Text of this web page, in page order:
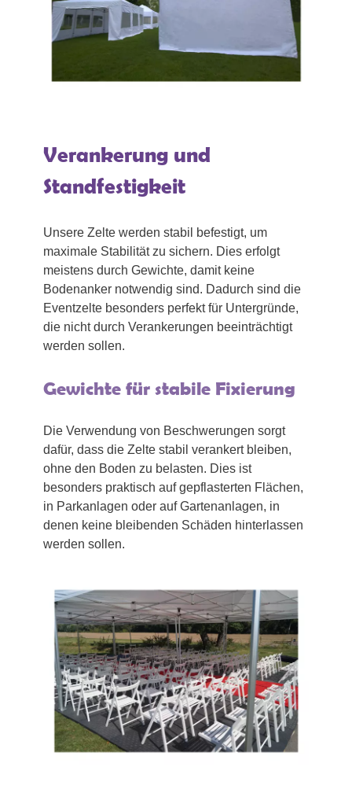
Verankerung und
Standfestigkeit
Unsere Zelte werden stabil befestigt, um
maximale Stabilität zu sichern. Dies erfolgt
meistens durch Gewichte, damit keine
Bodenanker notwendig sind. Dadurch sind die
Eventzelte besonders perfekt für Untergründe,
die nicht durch Verankerungen beeinträchtigt
werden sollen.
Gewichte für stabile Fixierung
Die Verwendung von Beschwerungen sorgt
dafür, dass die Zelte stabil verankert bleiben,
ohne den Boden zu belasten. Dies ist
besonders praktisch auf gepflasterten Flächen,
in Parkanlagen oder auf Gartenanlagen, in
denen keine bleibenden Schäden hinterlassen
werden sollen.